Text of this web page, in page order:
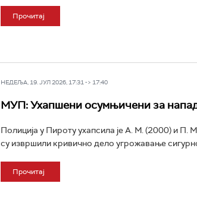
Прочитај
НЕДЕЉА, 19. ЈУЛ 2026, 17:31 -> 17:40
МУП: Ухапшени осумњичени за
Полиција у Пироту ухапсила је А. М. (2000) и П.
су извршили кривично дело угрожавање
Прочитај